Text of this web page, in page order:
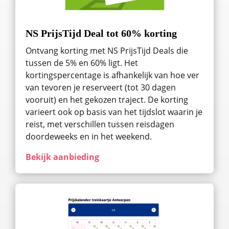
NS PrijsTijd Deal tot 60% korting
Ontvang korting met NS PrijsTijd Deals die
tussen de 5% en 60% ligt. Het
kortingspercentage is afhankelijk van hoe ver
van tevoren je reserveert (tot 30 dagen
vooruit) en het gekozen traject. De korting
varieert ook op basis van het tijdslot waarin je
reist, met verschillen tussen reisdagen
doordeweeks en in het weekend.
Bekijk aanbieding